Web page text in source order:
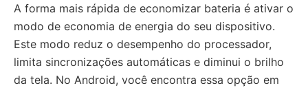
A forma mais rápida de economizar bateria é ativar o
modo de economia de energia do seu dispositivo.
Este modo reduz o desempenho do processador,
limita sincronizações automáticas e diminui o brilho
da tela. No Android, você encontra essa opção em